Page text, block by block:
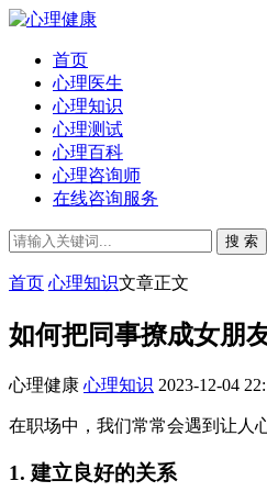
首页
心理医生
心理知识
心理测试
心理百科
心理咨询师
在线咨询服务
搜 索
首页 心理知识文章正文
如何把同事撩成女朋
心理健康 心理知识 2023-12-04
在职场中，我们常常会遇到让人
1. 建立良好的关系